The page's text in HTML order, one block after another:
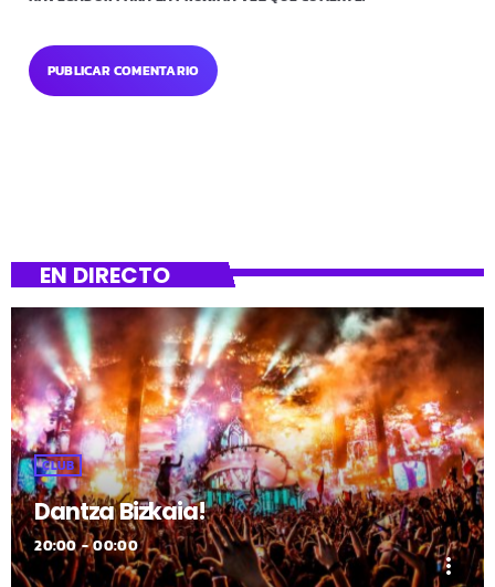
EN DIRECTO
CLUB
Dantza Bizkaia!
20:00 - 00:00
more_vert